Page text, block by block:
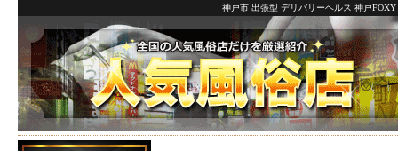
神戸市 出張型 デリバリーヘルス 神戸